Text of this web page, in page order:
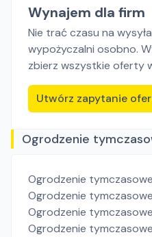
Wynajem dla firm
Nie trać czasu na
wypożyczalni osobno.
zbierz wszystkie oferty
Utwórz zapytanie
Ogrodzenie
Ogrodzenie tymczasowe
Ogrodzenie tymczasowe
Ogrodzenie tymczasowe
Ogrodzenie tymczasowe